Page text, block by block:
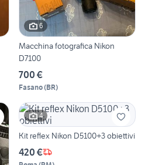
6
Macchina fotografica Nikon
D7100
700 €
Fasano(BR)
4
Kit reflex Nikon D5100+3 obiettivi
420 €